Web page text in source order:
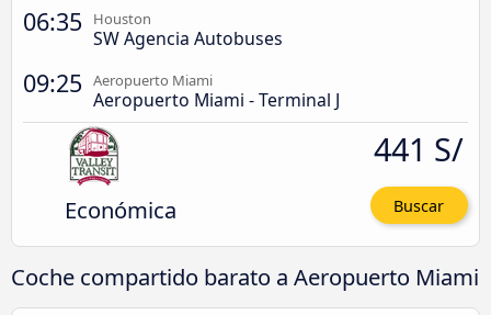
06:35 Houston
SW Agencia Autobuses
09:25 Aeropuerto Miami
Aeropuerto Miami - Terminal J
Económica
441 S/
Buscar
Coche compartido barato a Aeropuerto Miami